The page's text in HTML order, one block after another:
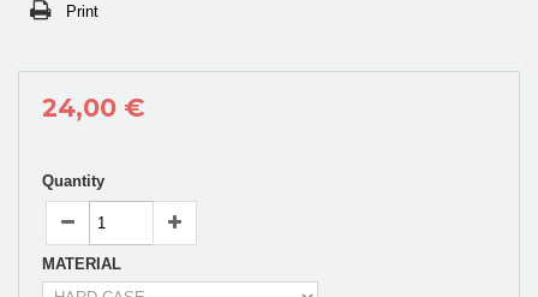
Print
24,00 €
Quantity
MATERIAL